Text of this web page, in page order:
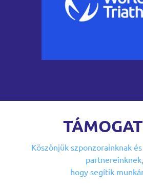
Köszönjük szponzorainknak
partnereinknek,
hogy segítik